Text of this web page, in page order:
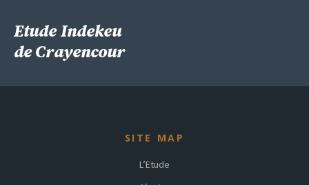
Etude Indekeu
de Crayencour
SITE MAP
L’Etude